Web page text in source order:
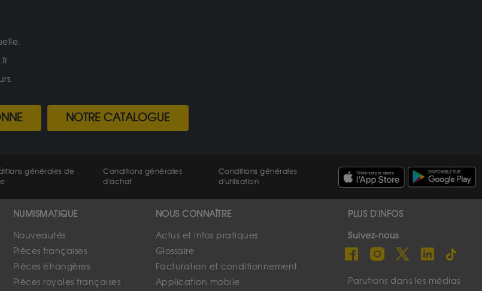
NOTRE CATALOGUE
générales de
Conditions générales
d'achat
Conditions générales
d'utilisation
NUMISMATIQUE
Nouveautés
Pièces françaises
Pièces étrangères
Pièces royales françaises
NOUS CONNAÎTRE
Actus et infos pratiques
Glossaire
Facturation et conditionnement
Application mobile
PLUS D'INFOS
Suivez-nous
Parutions dans les médias